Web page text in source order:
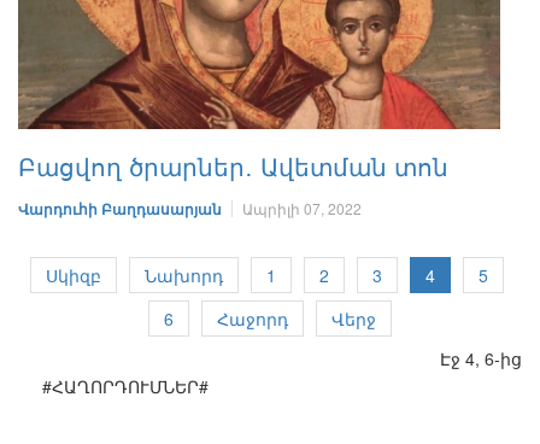
Բացվող ծրարներ․ Ավետման տոն
Վարդուհի Բաղդասարյան Ապրիլի 07, 2022
Սկիզբ Նախորդ 1 2 3 4
5
6
Հաջորդ
Վերջ
Էջ 4, 6-ից
#ՀԱՂՈՐԴՈՒՄՆԵՐ#